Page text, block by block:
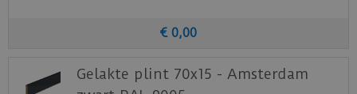
€ 0,00
Gelakte plint 70x15 - Amsterdam